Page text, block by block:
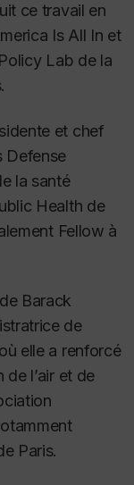
ce travail en
Is All In et
Lab de la
et chef
Defense
la santé
Health de
Fellow à
Barack
de
elle a renforcé
l’air et de
Paris.